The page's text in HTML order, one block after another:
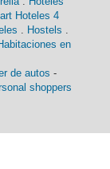
Hoteles 4
. Hostels .
en
de autos -
shoppers